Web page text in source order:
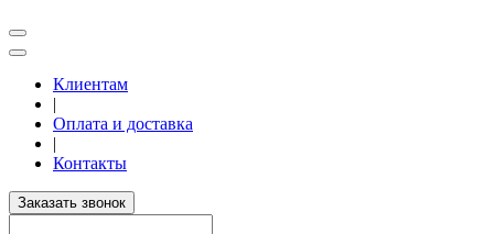
Клиентам
|
Оплата и доставка
|
Контакты
Заказать звонок